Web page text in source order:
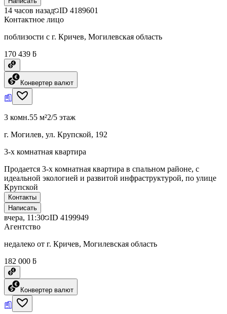
14 часов назад ID 4189601
Контактное лицо
поблизости с г. Кричев, Могилевская область
170 439 ƃ
Конвертер валют
3 комн.55 м²2/5 этаж
г. Могилев, ул. Крупской, 192
3-х комнатная квартира
Продается 3-х комнатная квартира в спальном районе, с
идеальной экологией и развитой инфраструктурой, по улице
Крупской
Контакты
Написать
вчера, 11:30 ID 4199949
Агентство
недалеко от г. Кричев, Могилевская область
182 000 ƃ
Конвертер валют